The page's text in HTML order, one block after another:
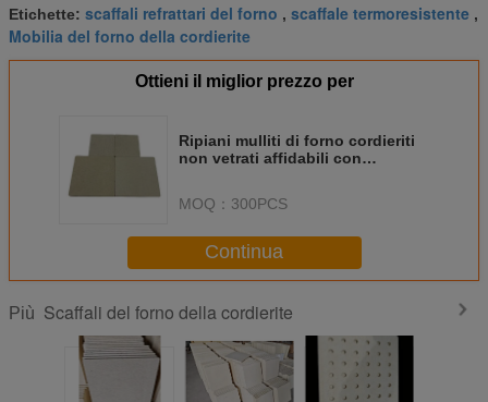
Etichette: scaffali refrattari del forno , scaffale termoresistente ,
Mobilia del forno della cordierite
Ottieni il miglior prezzo per
Ripiani mulliti di forno cordieriti
non vetrati affidabili con
MOQ： 300PCS
Continua
Più Scaffali del forno della cordierite